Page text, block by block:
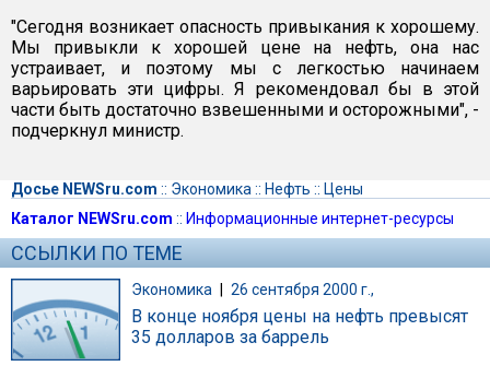
"Сегодня возникает опасность привыкания к хорошему.
Мы привыкли к хорошей цене на нефть, она нас
устраивает, и поэтому мы с легкостью начинаем
варьировать эти цифры. Я рекомендовал бы в этой
части быть достаточно взвешенными и осторожными", -
подчеркнул министр.
Досье NEWSru.com :: Экономика :: Нефть :: Цены
Каталог NEWSru.com :: Информационные интернет-ресурсы
ССЫЛКИ ПО ТЕМЕ
Экономика 26 сентября 2000 г.,
В конце ноября цены на нефть превысят
35 долларов за баррель